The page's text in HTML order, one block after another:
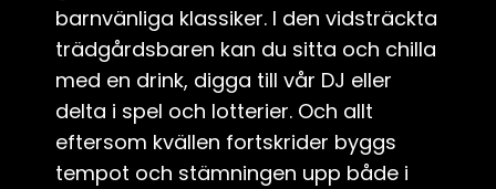
barnvänliga klassiker. I den vidsträckta
trädgårdsbaren kan du sitta och chilla
med en drink, digga till vår DJ eller
delta i spel och lotterier. Och allt
eftersom kvällen fortskrider byggs
tempot och stämningen upp både i